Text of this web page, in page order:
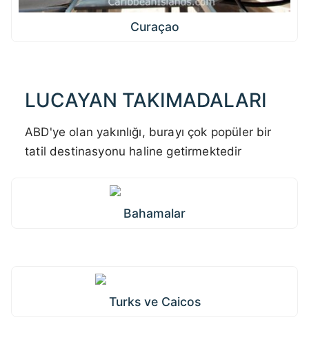
Curaçao
LUCAYAN TAKIMADALARI
ABD'ye olan yakınlığı, burayı çok popüler bir
tatil destinasyonu haline getirmektedir
Bahamalar
Turks ve Caicos